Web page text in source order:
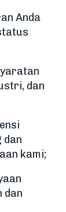
Anda
dan
dan
kami;
dan